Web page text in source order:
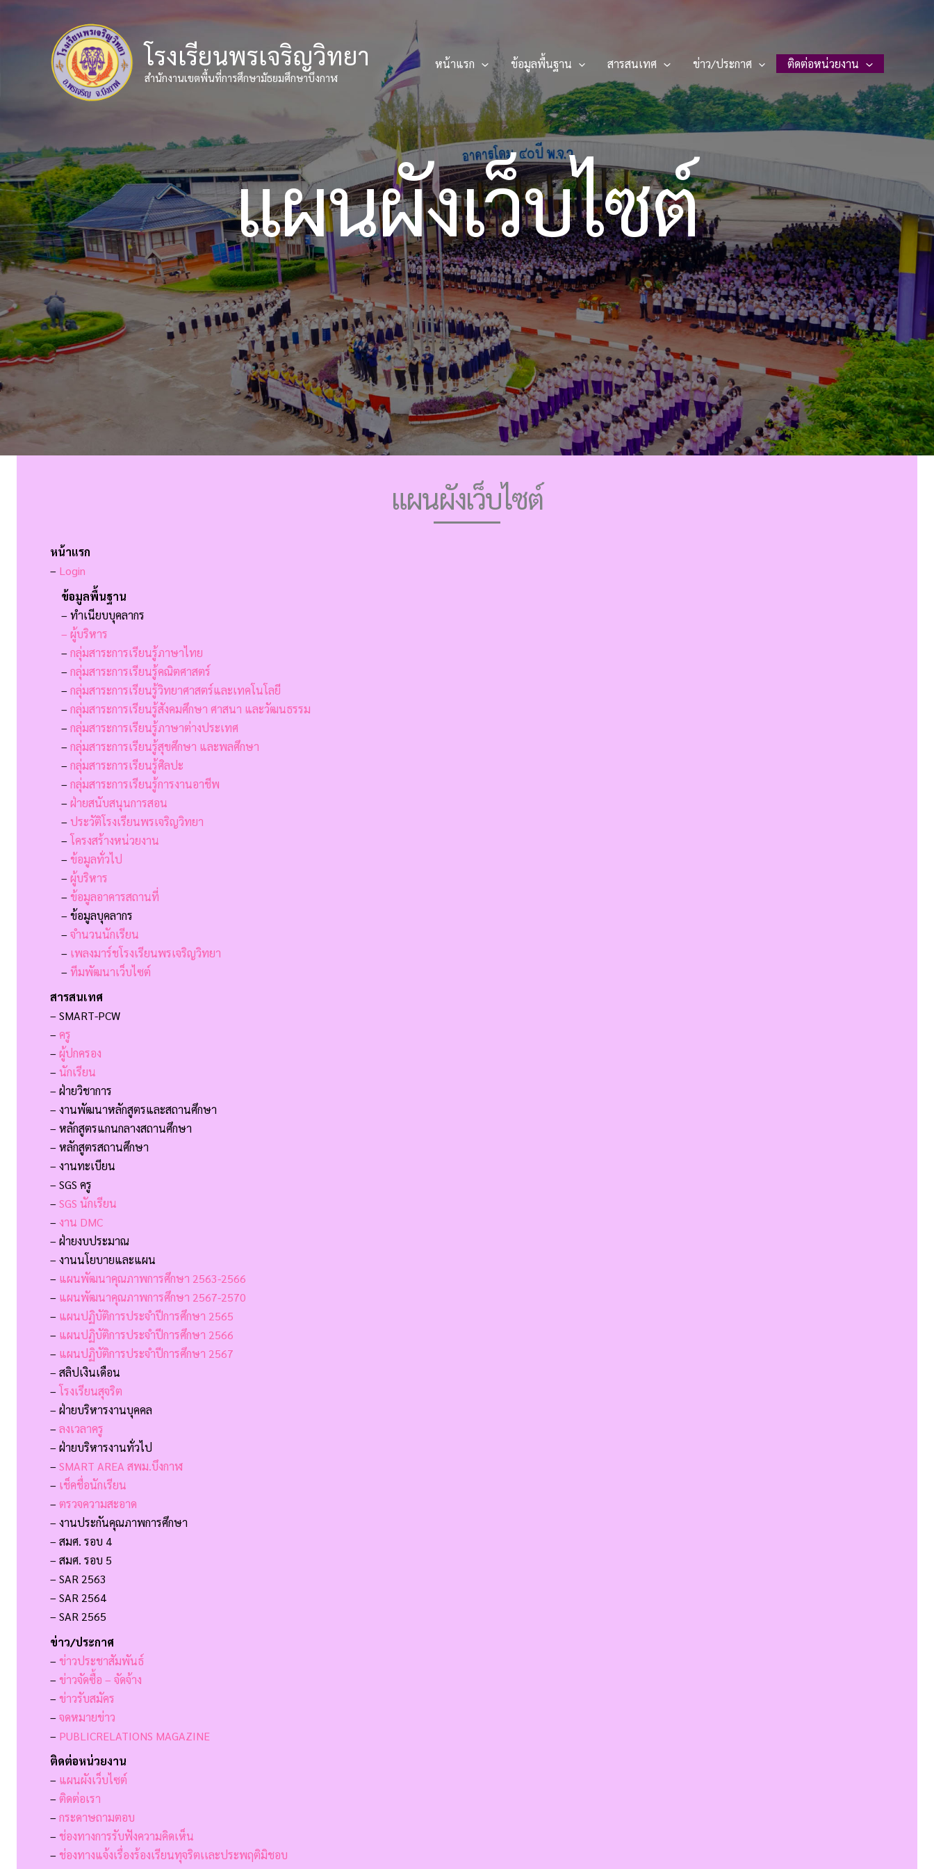
content
โรงเรียนพรเจริญวิทยา
สำนักงานเขตพื้นที่การศึกษามัธยมศึกษาบึงกาฬ
หน้าแรก ข้อมูลพื้นฐาน สารสนเทศ ข่าว/ประกาศ ติดต่อหน่วยงาน
แผนผังเว็บไซต์
แผนผังเว็บไซต์
หน้าแรก
– Login
ข้อมูลพื้นฐาน
– ทำเนียบบุคลากร
– ผู้บริหาร
–กลุ่มสาระการเรียนรู้ภาษาไทย
–กลุ่มสาระการเรียนรู้คณิตศาสตร์
–กลุ่มสาระการเรียนรู้วิทยาศาสตร์และเทคโนโลยี
–กลุ่มสาระการเรียนรู้สังคมศึกษา ศาสนา และวัฒนธรรม
–กลุ่มสาระการเรียนรู้ภาษาต่างประเทศ
–กลุ่มสาระการเรียนรู้สุขศึกษา และพลศึกษา
–กลุ่มสาระการเรียนรู้ศิลปะ
–กลุ่มสาระการเรียนรู้การงานอาชีพ
–ฝ่ายสนับสนุนการสอน
– ประวัติโรงเรียนพรเจริญวิทยา
–โครงสร้างหน่วยงาน
– ข้อมูลทั่วไป
–ผู้บริหาร
– ข้อมูลอาคารสถานที่
– ข้อมูลบุคลากร
–จำนวนนักเรียน
– เพลงมาร์ชโรงเรียนพรเจริญวิทยา
– ทีมพัฒนาเว็บไซต์
สารสนเทศ
– SMART-PCW
– ครู
–ผู้ปกครอง
– นักเรียน
– ฝ่ายวิชาการ
– งานพัฒนาหลักสูตรและสถานศึกษา
– หลักสูตรแกนกลางสถานศึกษา
– หลักสูตรสถานศึกษา
– งานทะเบียน
– SGS ครู
–SGS นักเรียน
–งาน DMC
– ฝ่ายงบประมาณ
– งานนโยบายและแผน
– แผนพัฒนาคุณภาพการศึกษา 2563-2566
– แผนพัฒนาคุณภาพการศึกษา 2567-2570
– แผนปฏิบัติการประจำปีการศึกษา 2565
– แผนปฏิบัติการประจำปีการศึกษา 2566
– แผนปฏิบัติการประจำปีการศึกษา 2567
– สลิปเงินเดือน
– โรงเรียนสุจริต
– ฝ่ายบริหารงานบุคคล
–ลงเวลาครู
– ฝ่ายบริหารงานทั่วไป
–SMART AREA สพม.บึงกาฬ
– เช็คชื่อนักเรียน
– ตรวจความสะอาด
– งานประกันคุณภาพการศึกษา
– สมศ. รอบ 4
– สมศ. รอบ 5
– SAR 2563
– SAR 2564
– SAR 2565
ข่าว/ประกาศ
– ข่าวประชาสัมพันธ์
– ข่าวจัดซื้อ – จัดจ้าง
– ข่าวรับสมัคร
–จดหมายข่าว
– PUBLICRELATIONS MAGAZINE
ติดต่อหน่วยงาน
– แผนผังเว็บไซต์
– ติดต่อเรา
–กระดาษถามตอบ
– ช่องทางการรับฟังความคิดเห็น
– ช่องทางแจ้งเรื่องร้องเรียนทุจริตเเละประพฤติมิชอบ